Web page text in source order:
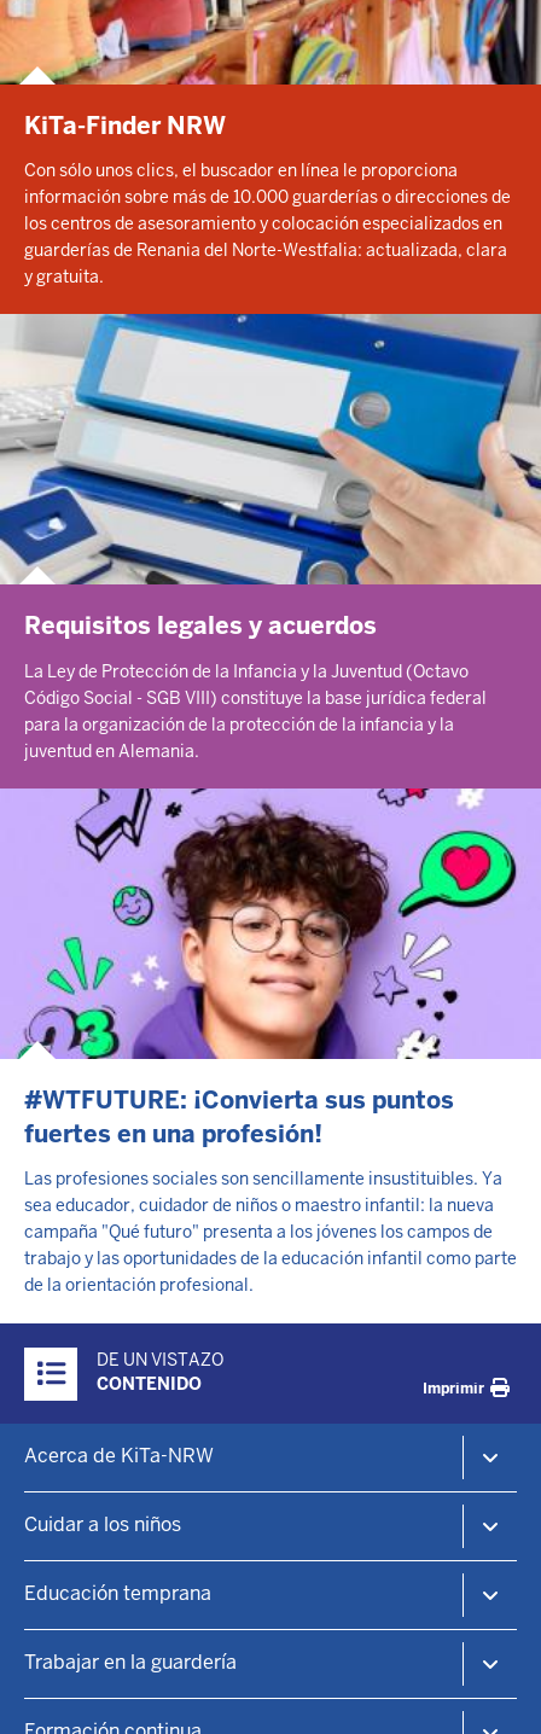
KiTa-Finder NRW
Con sólo unos clics, el buscador en línea le proporciona
información sobre más de 10.000 guarderías o direcciones de
los centros de asesoramiento y colocación especializados en
guarderías de Renania del Norte-Westfalia: actualizada, clara
y gratuita.
Requisitos legales y acuerdos
La Ley de Protección de la Infancia y la Juventud (Octavo
Código Social - SGB VIII) constituye la base jurídica federal
para la organización de la protección de la infancia y la
juventud en Alemania.
#WTFUTURE: ¡Convierta sus puntos
fuertes en una profesión!
Las profesiones sociales son sencillamente insustituibles. Ya
sea educador, cuidador de niños o maestro infantil: la nueva
campaña "Qué futuro" presenta a los jóvenes los campos de
trabajo y las oportunidades de la educación infantil como parte
de la orientación profesional.
r
DE UN VISTAZO
CONTENIDO
Imprimir
o
o
t
e
r
m
Acerca de KiTa-NRW
Cuidar a los niños
Encontrar una plaza de guardería
Centros familiares
Patrocinio
Puntos focales
Educación temprana
Información práctica
Trabajar en la guardería